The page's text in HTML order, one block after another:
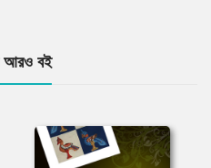
আরও বই